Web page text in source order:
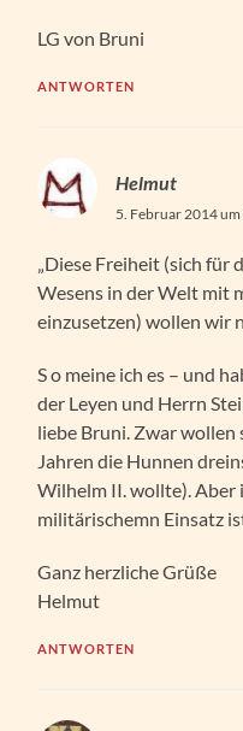
LG von Bruni
ANTWORTEN
Helmut
5. Februar 2014
„Diese Freiheit (sich für
Wesens in der Welt mit
einzusetzen) wollen wir
S o meine ich es – und
der Leyen und Herrn
liebe Bruni. Zwar wollen
Jahren die Hunnen
Wilhelm II. wollte). Aber
militärischemn Einsatz
Ganz herzliche Grüße
Helmut
ANTWORTEN